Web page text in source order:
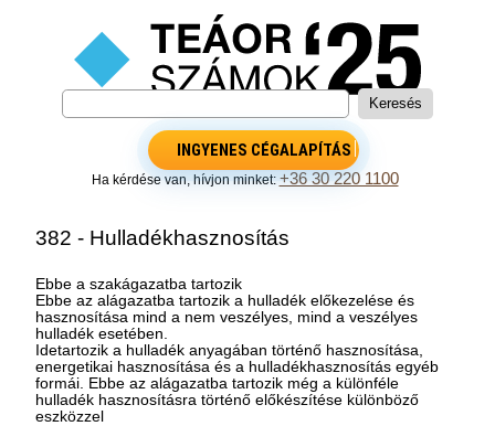
INGYENES CÉGALAPÍTÁS
Ha kérdése van, hívjon minket:+36 30 220 1100
382 - Hulladékhasznosítás
Ebbe a szakágazatba tartozik
Ebbe az alágazatba tartozik a hulladék előkezelése és
hasznosítása mind a nem veszélyes, mind a veszélyes
hulladék esetében.
Idetartozik a hulladék anyagában történő hasznosítása,
energetikai hasznosítása és a hulladékhasznosítás egyéb
formái. Ebbe az alágazatba tartozik még a különféle
hulladék hasznosításra történő előkészítése különböző
eszközzel